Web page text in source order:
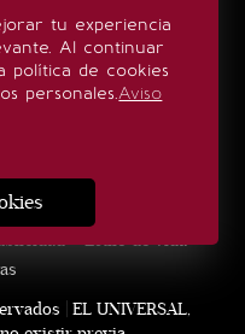
tu experiencia
Al continuar
política de cookies
personales.Aviso
somos
Estilo de vida
| EL UNIVERSAL,